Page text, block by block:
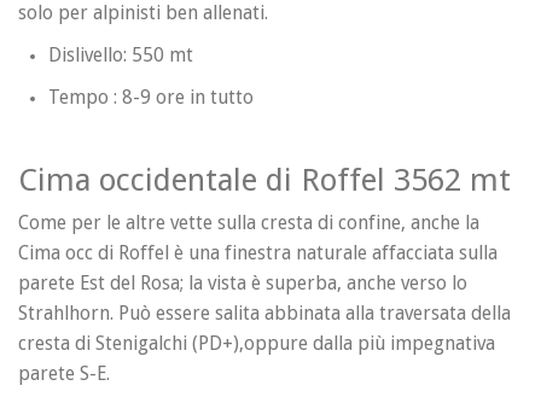
solo per alpinisti ben allenati.
Dislivello: 550 mt
Tempo : 8-9 ore in tutto
Cima occidentale di Roffel 3562 mt
Come per le altre vette sulla cresta di confine, anche la
Cima occ di Roffel è una finestra naturale affacciata sulla
parete Est del Rosa; la vista è superba, anche verso lo
Strahlhorn. Può essere salita abbinata alla traversata della
cresta di Stenigalchi (PD+),oppure dalla più impegnativa
parete S-E.